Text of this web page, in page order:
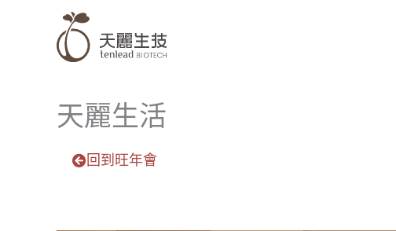
天麗生活
回到旺年會